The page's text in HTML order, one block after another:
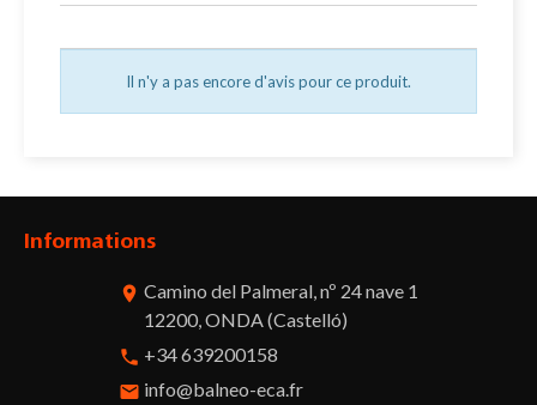
Il n'y a pas encore d'avis pour ce produit.
Informations
room Camino del Palmeral, nº 24 nave 1
12200, ONDA (Castelló)
phone +34 639200158
email info@balneo-eca.fr